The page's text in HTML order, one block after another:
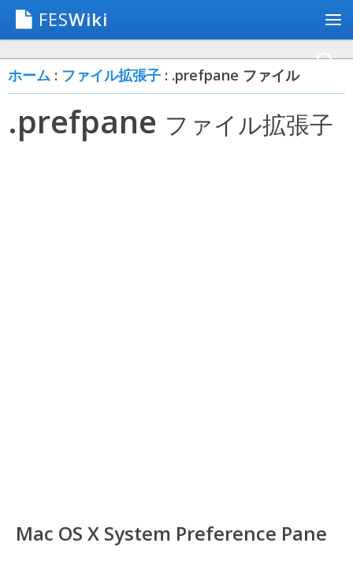
FESWiki
ホーム : ファイル拡張子 : .prefpane ファイル
.prefpane ファイル拡張子
Mac OS X System Preference Pane